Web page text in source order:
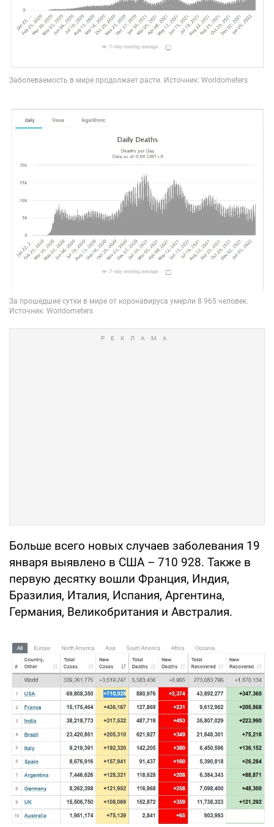
Больше всего новых случаев заболевания 19
января выявлено в США – 710 928. Также в
первую десятку вошли Франция, Индия,
Бразилия, Италия, Испания, Аргентина,
Германия, Великобритания и Австралия.